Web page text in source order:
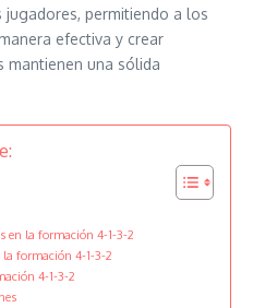
jugadores, permitiendo a los
efectiva y crear
mantienen una sólida
en la formación 4-1-3-2
formación 4-1-3-2
4-1-3-2